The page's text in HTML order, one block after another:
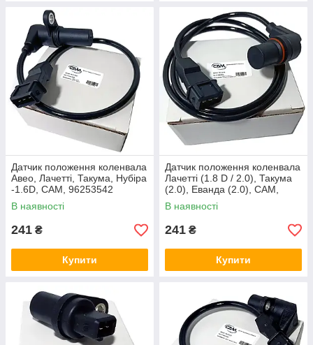
Датчик положення коленвала
Авео, Лачетті, Такума, Нубіра
-1.6D, CAM, 96253542
В наявності
241 ₴
Купити
Датчик положення коленвала
Лачетті (1.8 D / 2.0), Такума
(2.0), Еванда (2.0), CAM,
96418382
В наявності
241 ₴
Купити